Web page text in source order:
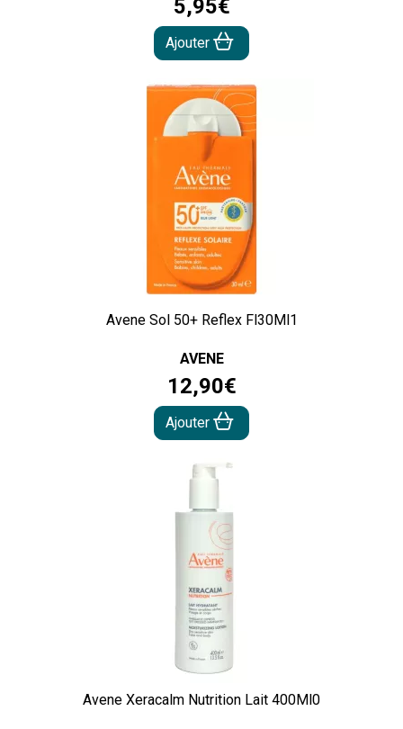
5,95€
Ajouter
Avene Sol 50+ Reflex Fl30Ml1
AVENE
12,90€
Ajouter
Avene Xeracalm Nutrition Lait 400Ml0